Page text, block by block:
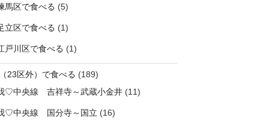
馬区で食べる (5)
立区で食べる (1)
戸川区で食べる (1)
23区外）で食べる (189)
♡中央線 吉祥寺～武蔵小金井 (11)
♡中央線 国分寺～国立 (16)